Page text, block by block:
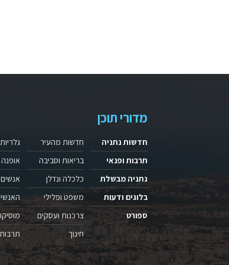
מדורי תוכן
חדשות נתניה
תרבות ופנאי
נתניה מבשלת
בלוגים ודעות
ספורט
חדשות מהעיר
בריאות וסביבה
כלכלה ונדלן
משפט ופלילי
צרכנות ועסקים
חינוך
גלריות
אופנה